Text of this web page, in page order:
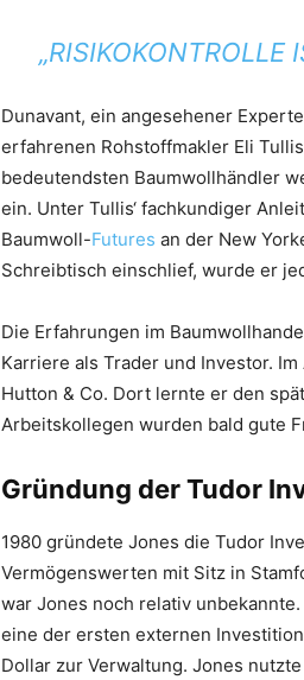
„RISIKOKONTROLLE
Dunavant, ein angesehener
erfahrenen Rohstoffmakler Eli
bedeutendsten Baumwollhändler
ein. Unter Tullis‘ fachkundiger
Baumwoll-Futures an der New
Schreibtisch einschlief, wurde er
Die Erfahrungen im
Karriere als Trader und Investor.
Hutton & Co. Dort lernte er den
Arbeitskollegen wurden bald gute
Gründung der Tudor
1980 gründete Jones die Tudor
Vermögenswerten mit Sitz in
war Jones noch relativ
eine der ersten externen
Dollar zur Verwaltung. Jones